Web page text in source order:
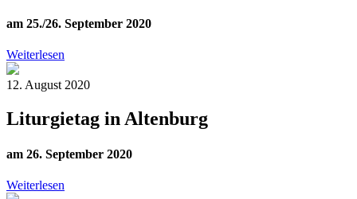
am 25./26. September 2020
Weiterlesen
12. August 2020
Liturgietag in Altenburg
am 26. September 2020
Weiterlesen